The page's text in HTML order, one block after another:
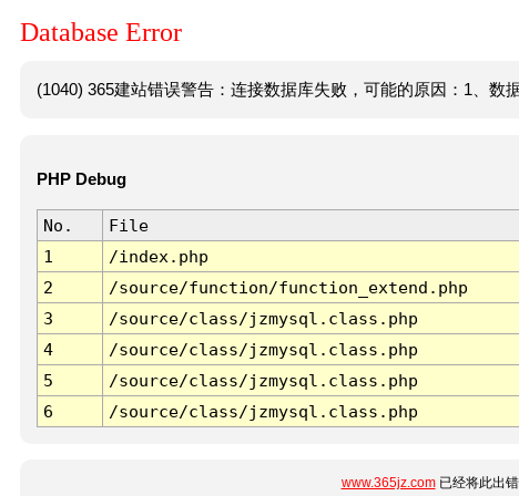
Database Error
(1040) 365建站错误警告：连接数据库失败，可能的原因：1、数
PHP Debug
No. File
1
/index.php
2
/source/function/function_extend.php
3
/source/class/jzmysql.class.php
4
/source/class/jzmysql.class.php
5
/source/class/jzmysql.class.php
6
/source/class/jzmysql.class.php
www.365jz.com已经将此出